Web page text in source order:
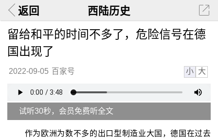
返回 西陆历史
留给和平的时间不多了，危险信号在德
国出现了
2022-09-05 百家号 小 大
试听30秒，会员免费听全文
作为欧洲为数不多的出口型制造业大国，德国在过去